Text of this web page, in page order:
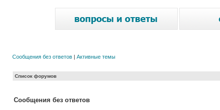
Сообщения без ответов | Активные темы
Список форумов
Сообщения без ответов